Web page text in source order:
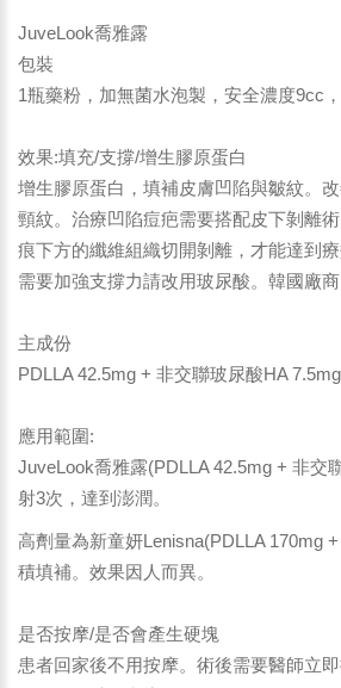
JuveLook喬雅露
包裝
1瓶藥粉，加無菌水泡製，安全濃度9cc
效果:填充/支撐/增生膠原蛋白
增生膠原蛋白，填補皮膚凹陷與皺紋。改
頸紋。治療凹陷痘疤需要搭配皮下剝離
痕下方的纖維組織切開剝離，才能達到療
需要加強支撐力請改用玻尿酸。韓國廠商
主成份
PDLLA 42.5mg + 非交聯玻尿酸HA 7.5mg
應用範圍:
JuveLook喬雅露(PDLLA 42.5mg + 非交
射3次，達到澎潤。
高劑量為新童妍Lenisna(PDLLA 170mg
積填補。效果因人而異。
是否按摩/是否會產生硬塊
患者回家後不用按摩。術後需要醫師立